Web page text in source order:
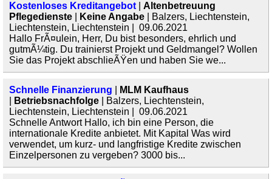
Kostenloses Kreditangebot
Altenbetreuung
Pflegedienste
Keine Angabe | Balzers, Liechtenstein,
Liechtenstein, Liechtenstein | 09.06.2021
Hallo FrÃ¤ulein, Herr, Du bist besonders, ehrlich und
gutmÃ¼tig. Du trainierst Projekt und Geldmangel? Wollen
Sie das Projekt abschlieÃŸen und haben Sie we...
Schnelle Finanzierung
MLM Kaufhaus
Betriebsnachfolge | Balzers, Liechtenstein,
Liechtenstein, Liechtenstein | 09.06.2021
Schnelle Antwort Hallo, ich bin eine Person, die
internationale Kredite anbietet. Mit Kapital Was wird
verwendet, um kurz- und langfristige Kredite zwischen
Einzelpersonen zu vergeben? 3000 bis...